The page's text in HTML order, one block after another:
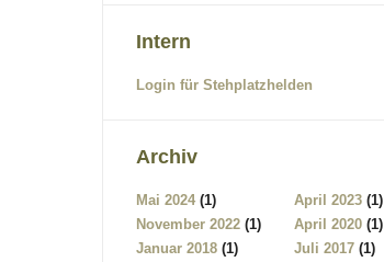
Intern
Login für Stehplatzhelden
Archiv
Mai 2024 (1) April 2023 (1)
November 2022 (1) April 2020 (1)
Januar 2018 (1) Juli 2017 (1)